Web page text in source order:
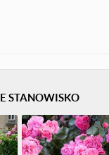
STANOWISKO